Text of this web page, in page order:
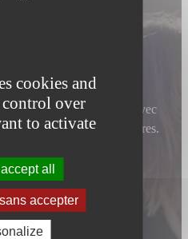
cookies and
over
to activate
all
accepter
et intégrez Raison Home avec
d’apport de fonds propres.